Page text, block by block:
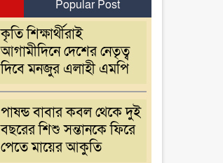
Popular Post
কৃতি শিক্ষার্থীরাই
আগামীদিনে দেশের নেতৃত্ব
দিবে মনজুর এলাহী এমপি
পাষন্ড বাবার কবল থেকে দুই
বছরের শিশু সন্তানকে ফিরে
পেতে মায়ের আকুতি